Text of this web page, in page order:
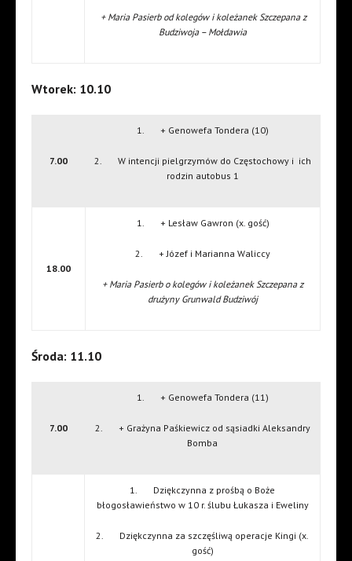
+ Maria Pasierb od kolegów i koleżanek Szczepana z
Budziwoja – Mołdawia
Wtorek: 10.10
7.00
1. + Genowefa Tondera (10)
2. W intencji pielgrzymów do Częstochowy i ich
rodzin autobus 1
18.00
1. + Lesław Gawron (x. gość)
2. + Józef i Marianna Waliccy
+ Maria Pasierb o kolegów i koleżanek Szczepana z
drużyny Grunwald Budziwój
Środa: 11.10
7.00
1. + Genowefa Tondera (11)
2. + Grażyna Paśkiewicz od sąsiadki Aleksandry
Bomba
1. Dziękczynna z prośbą o Boże
błogosławieństwo w 10 r. ślubu Łukasza i Eweliny
2. Dziękczynna za szczęśliwą operacje Kingi (x.
gość)